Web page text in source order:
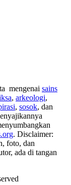
mengenai sains
, arkeologi,
, sosok, dan
. Disclaimer:
foto, dan
ada di tangan